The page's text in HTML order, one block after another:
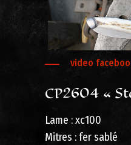
video
CP2604 «
Lame : xc100
Mitres : fer sablé